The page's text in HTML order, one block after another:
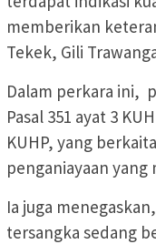
memberikan
Tekek, Gili
Dalam perkara ini,
Pasal 351 ayat 3
KUHP, yang
penganiayaan
Ia juga
tersangka sedang